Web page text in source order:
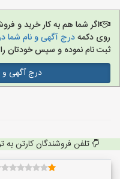
اگر شما هم به کار خرید و
روی دکمهدرج آگهی و نام شما
ثبت نام نموده و سپس خودتان
درج آگهی و
تلفن فروشندگان کارتن